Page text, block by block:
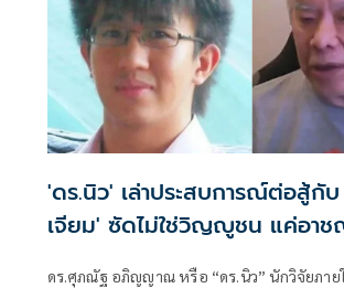
'ดร.นิว' เล่าประสบการณ์ต่อสู้กั
เจียม' ซัดไม่ใช่วิญญูชน แค่อาชญากรทาง
ดร.ศุภณัฐ อภิญญาณ หรือ “ดร.นิว” นักวิจัยภาย